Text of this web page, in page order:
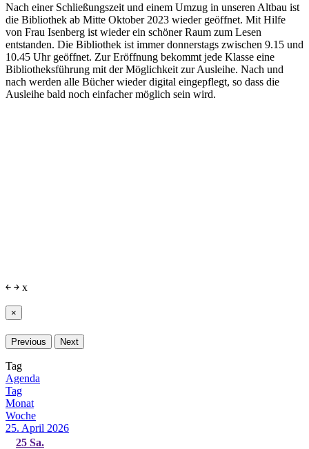
Nach einer Schließungszeit und einem Umzug in unseren Altbau ist
die Bibliothek ab Mitte Oktober 2023 wieder geöffnet. Mit Hilfe
von Frau Isenberg ist wieder ein schöner Raum zum Lesen
entstanden. Die Bibliothek ist immer donnerstags zwischen 9.15 und
10.45 Uhr geöffnet. Zur Eröffnung bekommt jede Klasse eine
Bibliotheksführung mit der Möglichkeit zur Ausleihe. Nach und
nach werden alle Bücher wieder digital eingepflegt, so dass die
Ausleihe bald noch einfacher möglich sein wird.
￩ ￫ x
×
Previous Next
Tag
Agenda
Tag
Monat
Woche
25. April 2026
25 Sa.